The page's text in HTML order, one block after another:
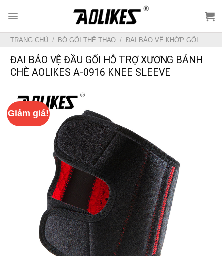
TRANG CHỦ / BÓ GỐI THỂ THAO / ĐAI BẢO VỆ KHỚP GỐI
ĐAI BẢO VỆ ĐẦU GỐI HỖ TRỢ XƯƠNG BÁNH
CHÈ AOLIKES A-0916 KNEE SLEEVE
Giảm giá!